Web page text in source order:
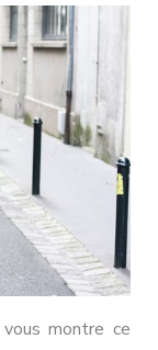
Girl
!
montre ce